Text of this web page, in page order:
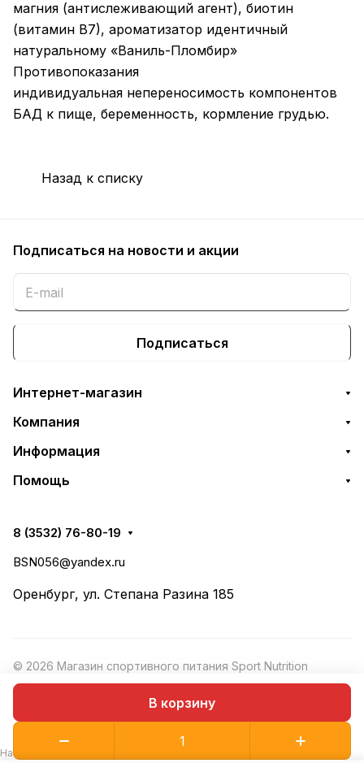
В корзину
магния (антислеживающий агент), биотин
(витамин В7), ароматизатор идентичный
натуральному «Ваниль-Пломбир»
Противопоказания
индивидуальная непереносимость компонентов
БАД к пище, беременность, кормление грудью.
Назад к списку
Подписаться на новости и акции
Подписаться
Интернет-магазин
Компания
Информация
Помощь
8 (3532) 76-80-19
BSN056@yandex.ru
Оренбург, ул. Степана Разина 185
© 2026 Магазин спортивного питания Sport Nutrition
Рекомендательные
технологии
На сайте используются рекомендательные технологии.